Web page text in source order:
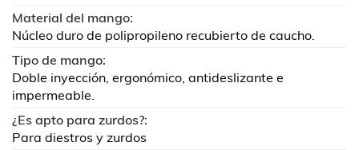
Material del mango:
Núcleo duro de polipropileno recubierto de caucho.
Tipo de mango:
Doble inyección, ergonómico, antideslizante e
impermeable.
¿Es apto para zurdos?:
Para diestros y zurdos